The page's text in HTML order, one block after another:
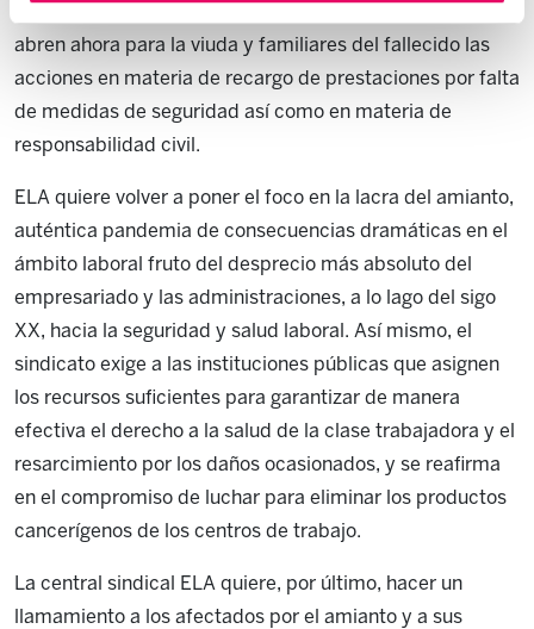
contingencia profesional por exposición a amianto, se
abren ahora para la viuda y familiares del fallecido las
acciones en materia de recargo de prestaciones por falta
de medidas de seguridad así como en materia de
responsabilidad civil.
ELA quiere volver a poner el foco en la lacra del amianto,
auténtica pandemia de consecuencias dramáticas en el
ámbito laboral fruto del desprecio más absoluto del
empresariado y las administraciones, a lo lago del sigo
XX, hacia la seguridad y salud laboral. Así mismo, el
sindicato exige a las instituciones públicas que asignen
los recursos suficientes para garantizar de manera
efectiva el derecho a la salud de la clase trabajadora y el
resarcimiento por los daños ocasionados, y se reafirma
en el compromiso de luchar para eliminar los productos
cancerígenos de los centros de trabajo.
La central sindical ELA quiere, por último, hacer un
llamamiento a los afectados por el amianto y a sus